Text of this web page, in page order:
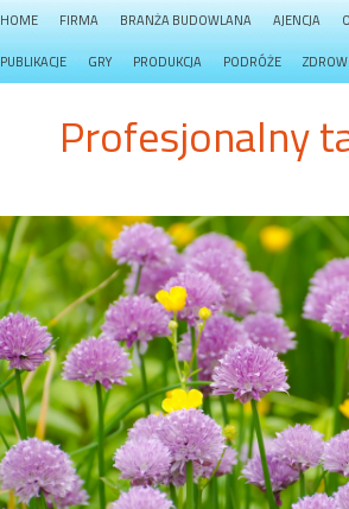
HOME FIRMA BRANŻA BUDOWLANA AJENCJA
PUBLIKACJE GRY PRODUKCJA PODRÓŻE
Profesjonalny